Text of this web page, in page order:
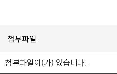
첨부파일
첨부파일이(가) 없습니다.